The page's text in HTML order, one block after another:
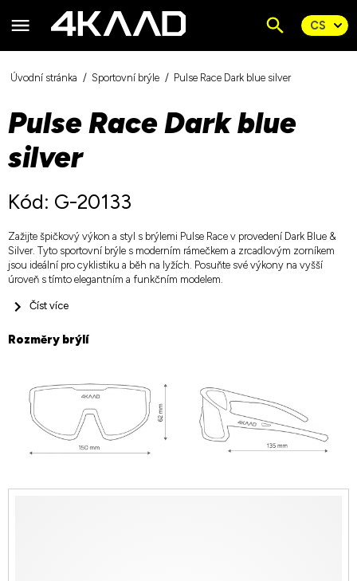
Úvodní stránka Sportovní brýle Pulse Race Dark blue silver
Pulse Race Dark blue
silver
Kód: G-20133
Zažijte špičkový výkon a styl s brýlemi Pulse Race v provedení Dark Blue &
Silver. Tyto sportovní brýle s moderním rámečkem a zrcadlovým zorníkem
jsou ideální pro cyklistiku a běh na lyžích. Posuňte své výkony na vyšší
úroveň s tímto elegantním a funkčním modelem.
Číst více
Rozměry brýlí